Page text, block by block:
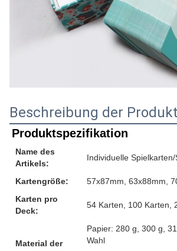
Beschreibung der
Produktspezifikation
Name des
Artikels:
Individuelle
Kartengröße:
57x87mm, 63x88mm,
Karten pro
Deck:
54 Karten, 100 Karten,
Material der
Papier: 280 g, 300 g,
Wahl